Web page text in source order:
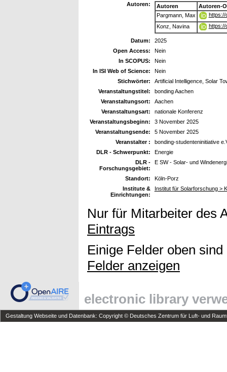
Autoren:
Autoren
Autoren-
Pargmann, Max
https://
Konz, Navina
https://
Datum:
2025
Open Access:
Nein
In SCOPUS:
Nein
In ISI Web of Science:
Nein
Stichwörter:
Artificial Intelligence, Solar
Veranstaltungstitel:
bonding Aachen
Veranstaltungsort:
Aachen
Veranstaltungsart:
nationale Konferenz
Veranstaltungsbeginn:
3 November 2025
Veranstaltungsende:
5 November 2025
Veranstalter :
bonding-studenteninitiative
DLR - Schwerpunkt:
Energie
DLR -
Forschungsgebiet:
E SW - Solar- und
Standort:
Köln-Porz
Institute &
Einrichtungen:
Institut für Solarforschung >
Nur für Mitarbeiter des
Eintrags
Einige Felder oben
Felder anzeigen
electronic library
Gestaltung Webseite und Datenbank: Copyright © Deutsches Zentrum für Luft- und